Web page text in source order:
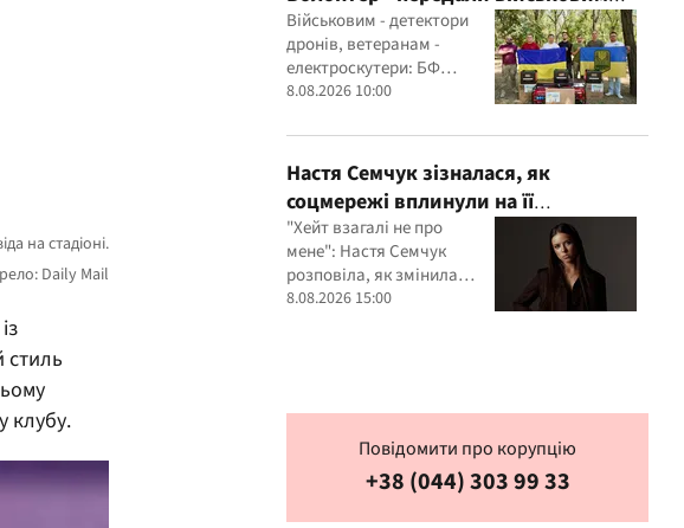
стиль
клубу.
детектори дронів, Starlink і
генератори
Військовим - детектори
дронів, ветеранам -
електроскутери: БФ
"Надія" та "Батальйон
місію
8.08.2026 10:00
Настя Семчук зізналася, як
соцмережі вплинули на її
самооцінку: "Я почала сумніватися в
собі"
"Хейт взагалі не про
мене": Настя Семчук
розповіла, як змінила
ставлення до критики
8.08.2026 15:00
Повідомити про корупцію
+38 (044) 303 99 33